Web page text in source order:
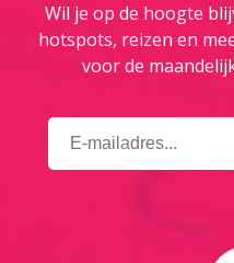
Wil je op de hoogte
hotspots, reizen en
voor de